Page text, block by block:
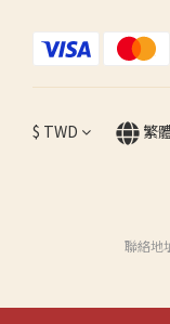
$ TWD 繁
聯絡地